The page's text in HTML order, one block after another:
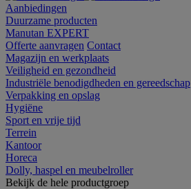
Aanbiedingen
Duurzame producten
Manutan EXPERT
Offerte aanvragen Contact
Magazijn en werkplaats
Veiligheid en gezondheid
Industriële benodigdheden en gereedschap
Verpakking en opslag
Hygiëne
Sport en vrije tijd
Terrein
Kantoor
Horeca
Dolly, haspel en meubelroller
Bekijk de hele productgroep